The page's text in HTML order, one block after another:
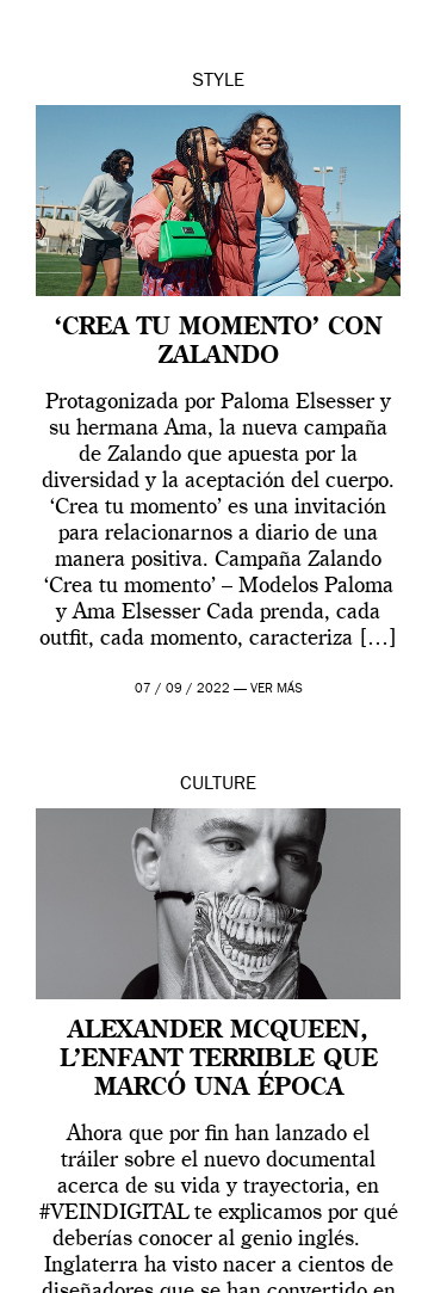
STYLE
‘CREA TU MOMENTO’ CON
ZALANDO
Protagonizada por Paloma Elsesser y
su hermana Ama, la nueva campaña
de Zalando que apuesta por la
diversidad y la aceptación del cuerpo.
‘Crea tu momento’ es una invitación
para relacionarnos a diario de una
manera positiva. Campaña Zalando
‘Crea tu momento’ – Modelos Paloma
y Ama Elsesser Cada prenda, cada
outfit, cada momento, caracteriza […]
07 / 09 / 2022 — VER MÁS
CULTURE
ALEXANDER MCQUEEN,
L’ENFANT TERRIBLE QUE
MARCÓ UNA ÉPOCA
Ahora que por fin han lanzado el
tráiler sobre el nuevo documental
acerca de su vida y trayectoria, en
#VEINDIGITAL te explicamos por qué
deberías conocer al genio inglés.
Inglaterra ha visto nacer a cientos de